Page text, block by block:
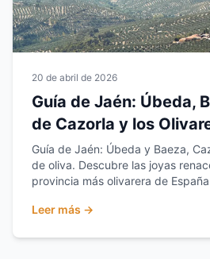
20 de abril de 2026
Guía de Jaén: Úbeda,
de Cazorla y los
Guía de Jaén: Úbeda y Baeza,
de oliva. Descubre las joyas
provincia más olivarera de
Leer más →